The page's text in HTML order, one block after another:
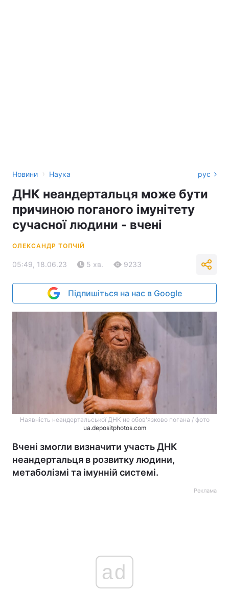
Новини › Наука рус
ДНК неандертальця може бути
причиною поганого імунітету
сучасної людини - вчені
ОЛЕКСАНДР ТОПЧІЙ
05:49, 18.06.23 5 хв. 9233
Підпишіться на нас в Google
Наявність неандертальської ДНК не обов'язково погана / фото
ua.depositphotos.com
Вчені змогли визначити участь ДНК
неандертальця в розвитку людини,
метаболізмі та імунній системі.
Реклама
ad